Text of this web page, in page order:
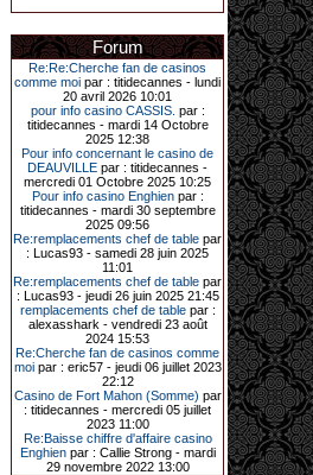
Le plus gros gain gagné depuis plus
de 20 ans dans l’établissement.
31-03-2026|
Série de jackpots au casino JOA de
Gujan-Mestras : ce mois de mars a
été fructueux pour quelques
joueurs. D’abord avec 44 207 euros
remportés le dimanche 22 mars sur
une machine à sous pour une mise
initiale de 5,28 €. Puis quelques
jours plus tard, le vendredi 27 mars,
un joueur a décroché 12 086 euros
sur une autre machine à sous.
Enfin, troisième et dernier jackpot,
record cette fois-ci, le samedi 28
mars dernier. Quelque 111 322
euros ont été remportés sur la table
d’Ultimate Texas Hold’em Poker,
grâce à une mise de 5 euros sur la
case bonus et une quinte flush
royale. Ces gains ont été annoncés
dans un communiqué diffusé par le
casino ce lundi 30 mars en soirée.
Forum
Re:Re:Cherche fan de casinos
comme moi par : titidecannes - lundi
20 avril 2026 10:01
pour info casino CASSIS. par :
titidecannes - mardi 14 Octobre
2025 12:38
Pour info concernant le casino de
DEAUVILLE par : titidecannes -
mercredi 01 Octobre 2025 10:25
Pour info casino Enghienpar :
titidecannes - mardi 30 septembre
2025 09:56
Re:remplacements chef de table par
: Lucas93 - samedi 28 juin 2025
11:01
Re:remplacements chef de table par
: Lucas93 - jeudi 26 juin 2025 21:45
remplacements chef de tablepar :
alexasshark - vendredi 23 août
2024 15:53
Re:Cherche fan de casinos comme
moipar : eric57 - jeudi 06 juillet 2023
22:12
Casino de Fort Mahon (Somme) par
: titidecannes - mercredi 05 juillet
2023 11:00
Re:Baisse chiffre d'affaire casino
Enghienpar : Callie Strong - mardi
29 novembre 2022 13:00